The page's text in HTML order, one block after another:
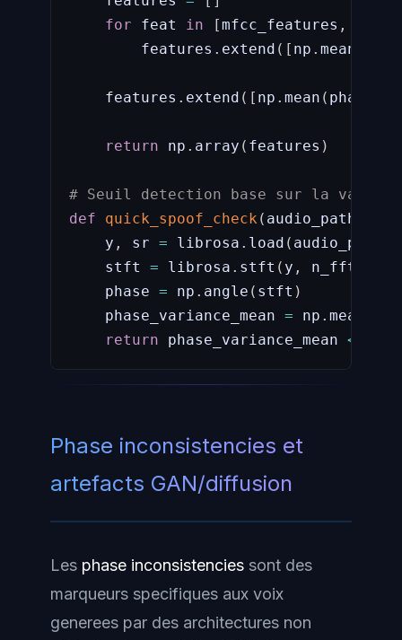
for feat in [mfcc_features ,
        features
. extend ( [ np . mean
    features
. extend ( [ np . mean (
return np . array ( features )
# Seuil detection base sur la
def
quick_spoof_check ( audio_path
    y
, sr = librosa . load ( audio_path
    stft
= librosa . stft ( y , n_fft
    phase
= np . angle ( stft )
    phase_variance_mean
= np . mean
return phase_variance_mean <
Phase inconsistencies et
artefacts GAN/diffusion
Les phase inconsistencies sont des
marqueurs specifiques aux voix
generees par des architectures non